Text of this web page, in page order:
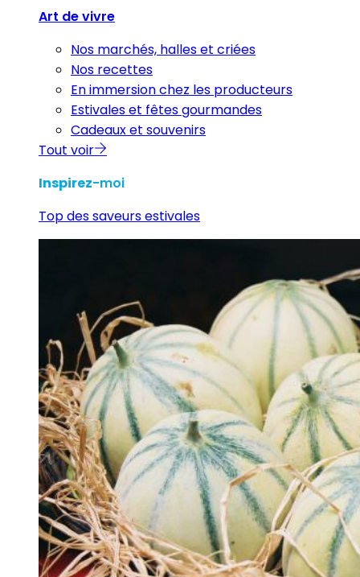
Art de vivre
Nos marchés, halles et criées
Nos recettes
En immersion chez les producteurs
Estivales et fêtes gourmandes
Cadeaux et souvenirs
Tout voir
Inspirez-moi
Top des saveurs estivales